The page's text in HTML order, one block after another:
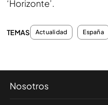
‘Horizonte’.
TEMAS Actualidad España
Nosotros